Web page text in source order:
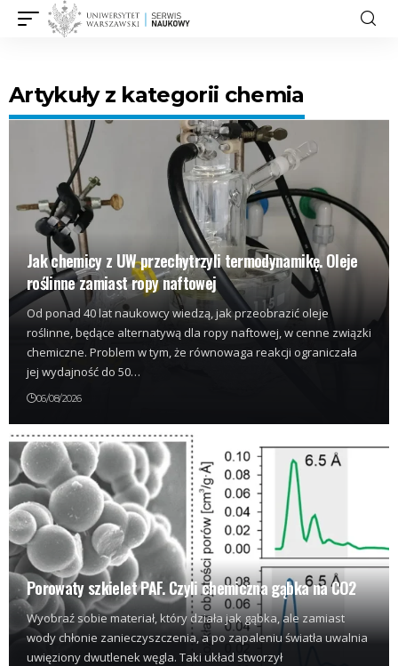
Artykuły z kategorii chemia
Jak chemicy z UW przechytrzyli termodynamikę. Oleje
roślinne zamiast ropy naftowej
Od ponad 40 lat naukowcy wiedzą, jak przeobrazić oleje
roślinne, będące alternatywą dla ropy naftowej, w cenne związki
chemiczne. Problem w tym, że równowaga reakcji ograniczała
jej wydajność do 50…
06/08/2026
Porowaty szkielet PAF. Czyli chemiczna gąbka na CO2
Wyobraź sobie materiał, który działa jak gąbka, ale zamiast
wody chłonie zanieczyszczenia, a po zapaleniu światła uwalnia
uwięziony dwutlenek węgla. Taki układ stworzył